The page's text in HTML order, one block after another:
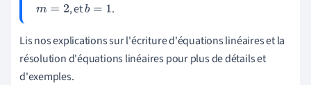
m= 2 , etb =1 .
Lis nos explications sur l'écriture d'équations linéaires et la
résolution d'équations linéaires pour plus de détails et
d'exemples.